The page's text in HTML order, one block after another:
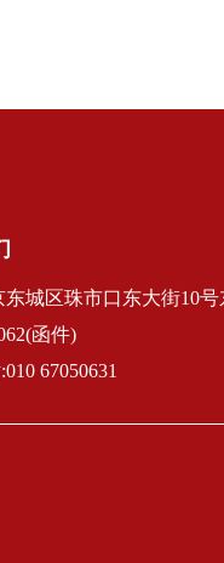
东城区珠市口东大街10号
函件)
67050631